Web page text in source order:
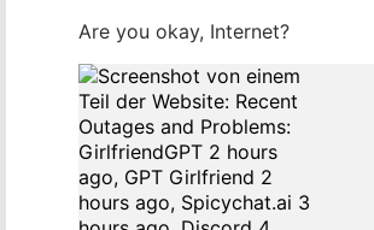
Are you okay, Internet?